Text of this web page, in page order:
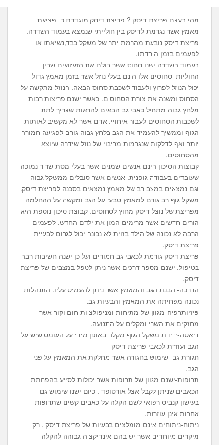
מהי בעצם פריצת דיסק ? פריצת דיסק מוגדרת כ- פציעת
מאמץ אשר נגרמת לדיסק בין חולייתי שנמצא בעמוד השדרה.
פריצת דיסק נובעת מהרמת יתר של משקל כבד,נשיאתו או
לפעמים בזמן הורדתו.
בעמוד השדרה ישנו סחוס אשר בולם את הזעזועים שבין
החוליות. סחוסים אלו הינם בעלי נוזל אשר בזמן מאמץ גדול
יכול הנוזל לפרוץ ולעבוד לשכבת סחוס הבאה. הנוזל מתקשה על
הסחוס ומשנה את צורת הסחוסים. כאשר ישנם פריצות רבות
מלחץ גבוה מתחיל כאבי גב הבאים להראות שצריך לתת
לשכבות הסחוסים לעבור איחויי. אדם אשר לא מקשיב לאותות
הגוף וממשיך להעמיד את הגב בלחץ גבוה גורם לפגיעה חמורה
יותר ואף לדלקות שנגרמות מריבוי של נוזל שידרה שיוצא
מהסחוסים.
קבוצות הסיכון הינם אנשים שמנים אשר בעלי מסת שריר נמוכה
שעובדים בעבודה גופנית. אנשים אשר סובלים ממשקל גבוה
וגם נמצאים במצב רב של מאמץ נמצאים בסכנה לפריצת דיסק.
משקל גוף רב גורם למאמץ טבעי על הגב ומקשה על ההחלמה
מפריצת של נוצל דיסק מחוץ לסחוסים. קבוצת סיכון נוספת היא
הורים חדשים אשר מרימים המון את ילדם החדש. לפעמים
הרבה לא נכונה של הילד בזוית לא נכונה יכול לגרום לבעיית
פריצת דיסק.
פריצת דיסק גורמת לכאבי גב חמורים ועל כן ישנה חשיבות רבה
בטיפול. ישנם מספר דרכים אשר ניתן לטפל במצבים של פריצת
דיסק.
הדרכה- הבנת הגב והמאמץ אשר ניתן להעמיס עליו. התנהלות
נכונה מפחיתה את המאמץ והבעיות גב.
פיזיותרפיה-מגוון של מתיחות ומניפולציות חום וקור אשר
מחזקים את השרי ומקלים על התנועה.
דיאטה-ירידת משקל הגוף מקלה באופן מידי על העומס שיש על
הגב ועוזרת לכאבי פריצת דיסק
חגורת גב- שימוש בחגורה אשר מחלקת את המאמץ על פני
הגב.
תרופות-ישנם מגוון של תרופות אשר יכולות לסייע בהפחתת
הכאבים שניתן לקבל אצל אורטופד . כיום ישנו שימוש גם
בעישון קנביס רפואי לשם הקלה על כאבים קשים שתרופות
אחרות אינן עוזרות.
ניתוח-ניתוחים אינם מומלצים בבעיות של פריצת דיסק , רק
מיקרים מיוחדים אשר יש בהם אינדיקציה גבוהה להקלה